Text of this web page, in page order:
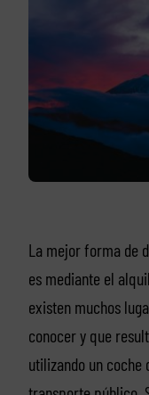
La mejor forma de
es mediante el
existen muchos
conocer y que
utilizando un